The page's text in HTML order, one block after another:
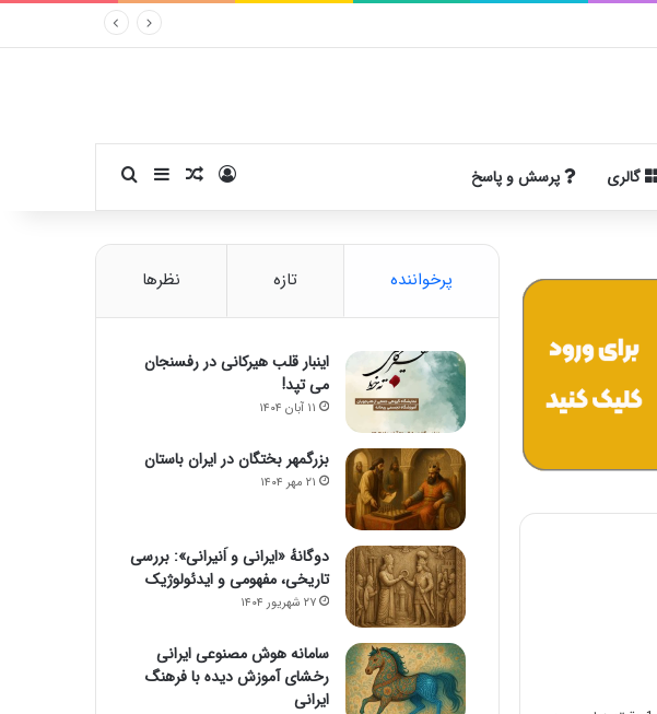
گالری پرسش و پاسخ ورودنوشته تصادفی
سایدبارجستجو برای
پرخواننده تازه نظرها
اینبار قلب هیرکانی در رفسنجان
می تپد!
۱۱ آبان ۱۴۰۴
بزرگمهر بختگان در ایران باستان
۲۱ مهر ۱۴۰۴
دوگانهٔ «ایرانی و اَنیرانی»: بررسی
تاریخی، مفهومی و ایدئولوژیک
۲۷ شهریور ۱۴۰۴
سامانه هوش مصنوعی ایرانی
رخشای آموزش دیده با فرهنگ
ایرانی